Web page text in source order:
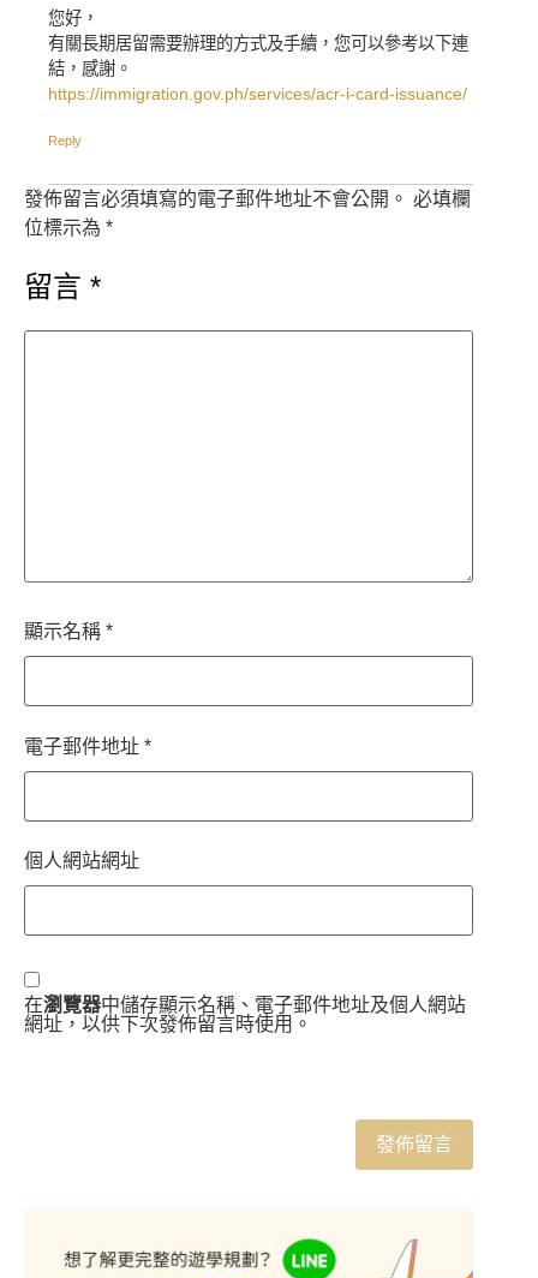
您好，
有關長期居留需要辦理的方式及手續，您可以參考以下連
結，感謝。
https://immigration.gov.ph/services/acr-i-card-issuance/
Reply
發佈留言必須填寫的電子郵件地址不會公開。 必填欄
位標示為 *
留言 *
顯示名稱 *
電子郵件地址 *
個人網站網址
在瀏覽器中儲存顯示名稱、電子郵件地址及個人網站
網址，以供下次發佈留言時使用。